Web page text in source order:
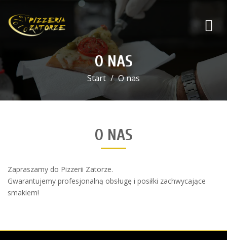
O NAS
Start O nas
O NAS
Zapraszamy do Pizzerii Zatorze.
Gwarantujemy profesjonalną obsługę i posiłki zachwycające
smakiem!